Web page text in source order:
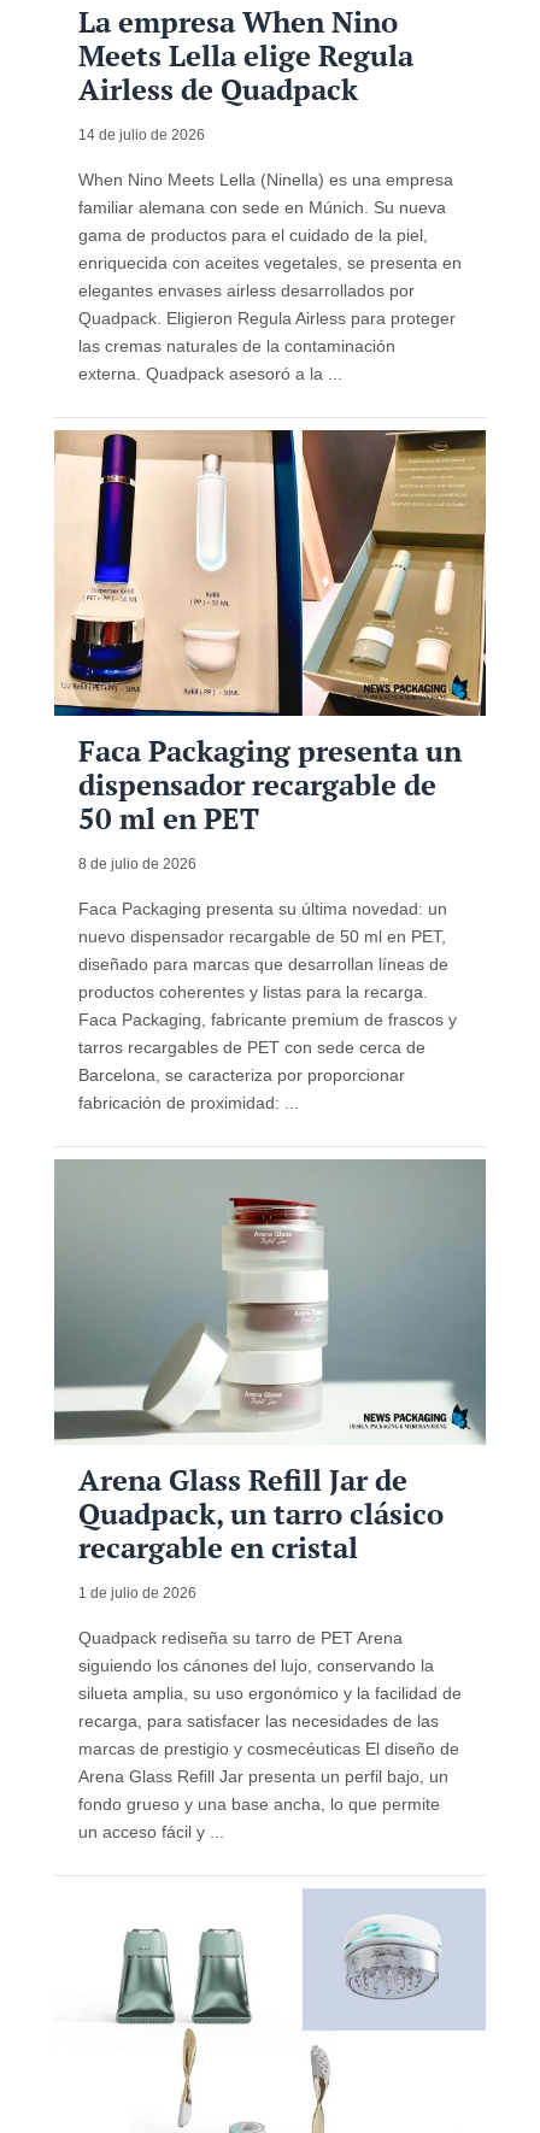
La empresa When Nino
Meets Lella elige Regula
Airless de Quadpack
14 de julio de 2026
When Nino Meets Lella (Ninella) es una empresa
familiar alemana con sede en Múnich. Su nueva
gama de productos para el cuidado de la piel,
enriquecida con aceites vegetales, se presenta en
elegantes envases airless desarrollados por
Quadpack. Eligieron Regula Airless para proteger
las cremas naturales de la contaminación
externa. Quadpack asesoró a la ...
Faca Packaging presenta un
dispensador recargable de
50 ml en PET
8 de julio de 2026
Faca Packaging presenta su última novedad: un
nuevo dispensador recargable de 50 ml en PET,
diseñado para marcas que desarrollan líneas de
productos coherentes y listas para la recarga.
Faca Packaging, fabricante premium de frascos y
tarros recargables de PET con sede cerca de
Barcelona, ​​se caracteriza por proporcionar
fabricación de proximidad: ...
Arena Glass Refill Jar de
Quadpack, un tarro clásico
recargable en cristal
1 de julio de 2026
Quadpack rediseña su tarro de PET Arena
siguiendo los cánones del lujo, conservando la
silueta amplia, su uso ergonómico y la facilidad de
recarga, para satisfacer las necesidades de las
marcas de prestigio y cosmecéuticas El diseño de
Arena Glass Refill Jar presenta un perfil bajo, un
fondo grueso y una base ancha, lo que permite
un acceso fácil y ...